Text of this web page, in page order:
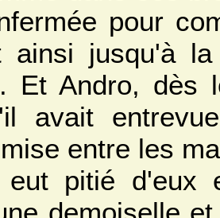
pour
ainsi jusqu'à
Et Andro,
avait
entre les
eut pitié d'eux